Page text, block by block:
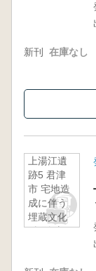
新刊 在庫なし
上湯江遺
跡5 君津
市 宅地造
成に伴う
埋蔵文化
財発掘調